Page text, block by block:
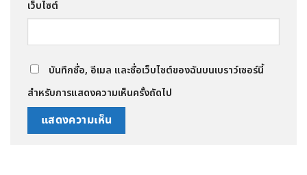
เว็บไซต์
บันทึกชื่อ, อีเมล และชื่อเว็บไซต์ของฉันบนเบราว์เซอร์นี้
สำหรับการแสดงความเห็นครั้งถัดไป